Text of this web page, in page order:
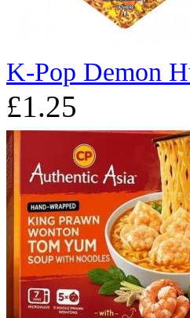
K-Pop Demon
£1.25